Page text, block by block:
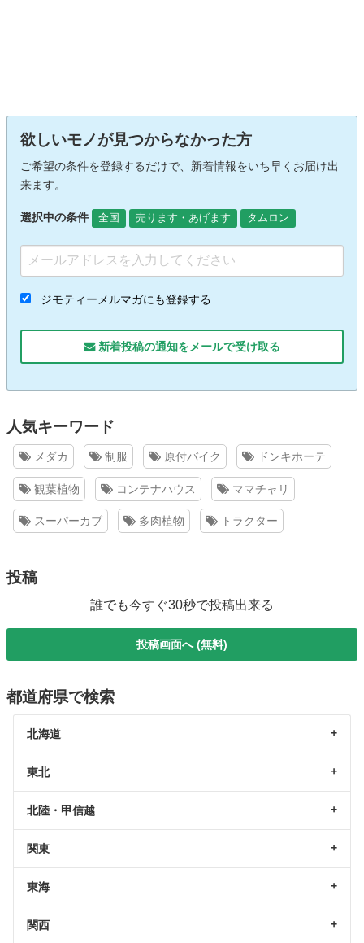
欲しいモノが見つからなかった方
ご希望の条件を登録するだけで、新着情報をいち早くお届け出
来ます。
選択中の条件 全国 売ります・あげます タムロン
ジモティーメルマガにも登録する
新着投稿の通知をメールで受け取る
人気キーワード
メダカ 制服 原付バイク ドンキホーテ
観葉植物 コンテナハウス ママチャリ
スーパーカブ 多肉植物 トラクター
投稿
誰でも今すぐ30秒で投稿出来る
投稿画面へ (無料)
都道府県で検索
北海道
東北
北陸・甲信越
関東
東海
関西